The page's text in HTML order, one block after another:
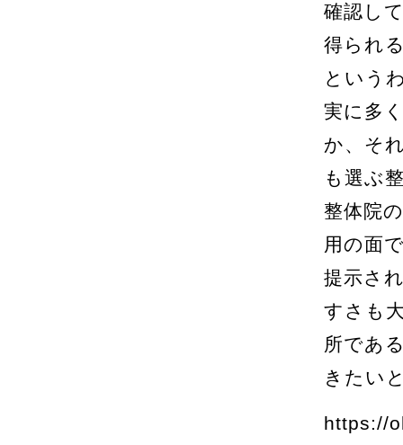
確認し
得られ
という
実に多
か、そ
も選ぶ
整体院
用の面
提示さ
すさも
所であ
きたい
https://